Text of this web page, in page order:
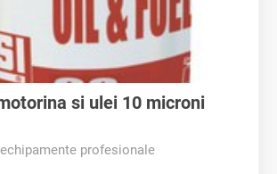
si ulei 10 microni
echipamente profesionale